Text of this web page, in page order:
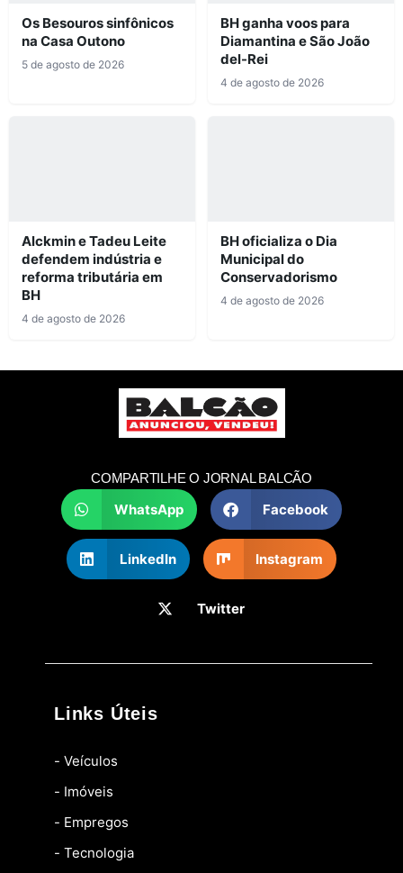
Os Besouros sinfônicos
na Casa Outono
5 de agosto de 2026
BH ganha voos para
Diamantina e São João
del-Rei
4 de agosto de 2026
Alckmin e Tadeu Leite
defendem indústria e
reforma tributária em
BH
4 de agosto de 2026
BH oficializa o Dia
Municipal do
Conservadorismo
4 de agosto de 2026
COMPARTILHE O JORNAL BALCÃO
WhatsApp Facebook
LinkedIn Instagram
Twitter
Links Úteis
- Veículos
- Imóveis
- Empregos
- Tecnologia